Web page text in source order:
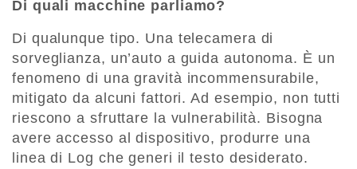
Di quali macchine parliamo?
Di qualunque tipo. Una telecamera di
sorveglianza, un’auto a guida autonoma. È un
fenomeno di una gravità incommensurabile,
mitigato da alcuni fattori. Ad esempio, non tutti
riescono a sfruttare la vulnerabilità. Bisogna
avere accesso al dispositivo, produrre una
linea di Log che generi il testo desiderato.